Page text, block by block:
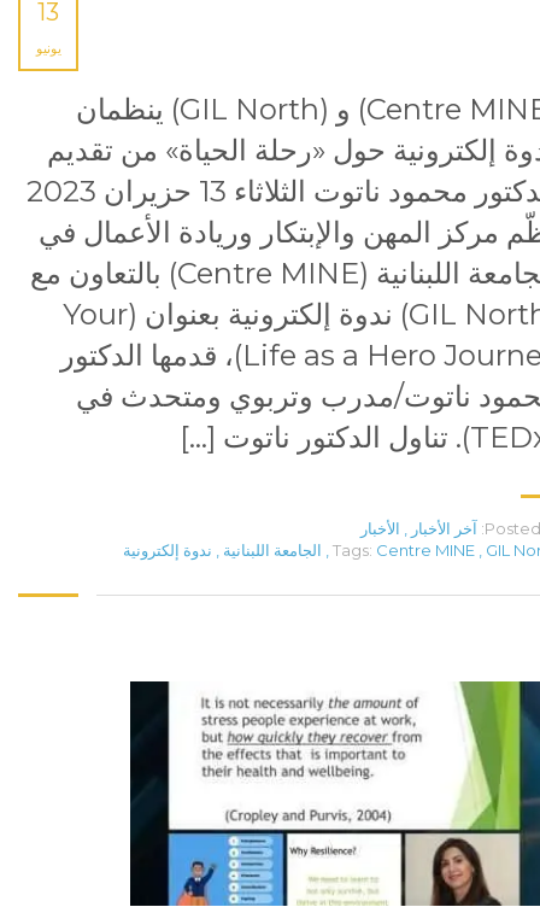
13
يونيو
(Centre MINE) و (GIL North) ينظمان
إلكترونية حول «رحلة الحياة» من تقديم
الدكتور محمود ناتوت الثلاثاء 13 حزيران 2023
مركز المهن والإبتكار وريادة الأعمال في
الجامعة اللبنانية (Centre MINE) بالتعاون مع
(GIL North) ندوة إلكترونية بعنوان (Your
Life as a Hero Journey)، قدمها الدكتور
ناتوت/مدرب وتربوي ومتحدث في
Posted آخر الأخبار , الأخبار
Tags: Centre MINE , GIL
, الجامعة اللبنانية , ندوة إلكترونية